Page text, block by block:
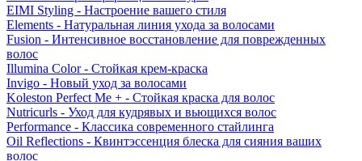
EIMI Styling - Настроение вашего стиля
Elements - Натуральная линия ухода за волосами
Fusion - Интенсивное восстановление для поврежденных
волос
Illumina Color - Стойкая крем-краска
Invigo - Новый уход за волосами
Koleston Perfect Me + - Стойкая краска для волос
Nutricurls - Уход для кудрявых и вьющихся волос
Performance - Классика современного стайлинга
Oil Reflections - Квинтэссенция блеска для сияния ваших
волос